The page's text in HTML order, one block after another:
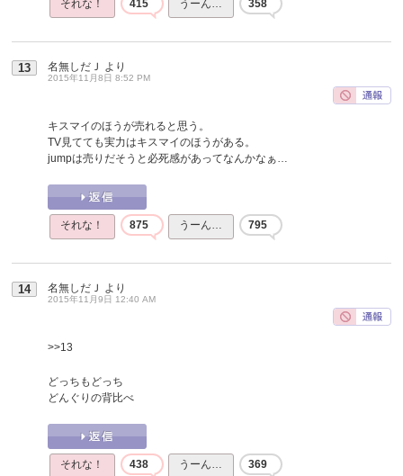
それな！ 415 うーん… 358
13 名無しだＪ より
2015年11月8日 8:52 PM
キスマイのほうが売れると思う。
TV見てても実力はキスマイのほうがある。
jumpは売りだそうと必死感があってなんかなぁ…
それな！ 875 うーん… 795
14 名無しだＪ より
2015年11月9日 12:40 AM
>>13
どっちもどっち
どんぐりの背比べ
それな！ 438 うーん… 369